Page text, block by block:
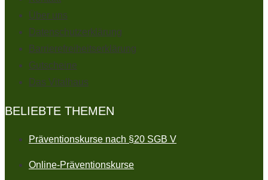
Karte
Google
Maps
öffnen
Über uns
Datenschutzerklärung
Barrierefreiheitserklärung
Gutscheine
Das Vitalhaus
BELIEBTE THEMEN
Präventionskurse nach §20 SGB V
Online-Präventionskurse